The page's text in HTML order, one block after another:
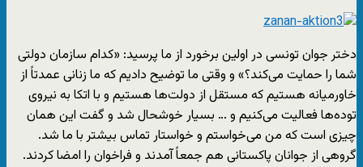
دختر جوان تونسی در اولین برخورد از ما پرسید: «کدام سازمان دولتی
شما را حمایت می‌کند؟» و وقتی ما توضیح دادیم که ما زنانی عمدتاً از
خاورمیانه هستیم که مستقل از دولت‌ها هستیم و با اتکا به نیروی
توده‌ها فعالیت می‌کنیم و … بسیار خوشحال شد و گفت این همان
چیزی است که من می‌خواستم و خواستار تماس بیشتر با ما شد.
گروهی از جوانان پاکستانی هم جمعاً آمدند و فراخوان را امضا کردند.